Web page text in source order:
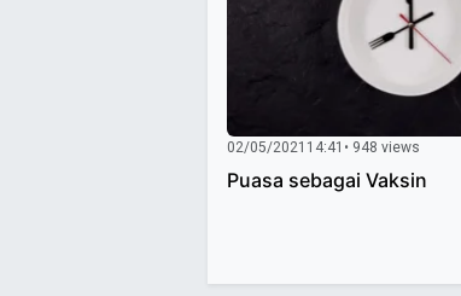
02/05/2021 14:41 • 948 views
Puasa sebagai Vaksin